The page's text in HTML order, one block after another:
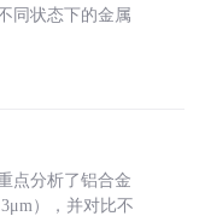
同状态下的金属
点分析了铝合金
），并对比不